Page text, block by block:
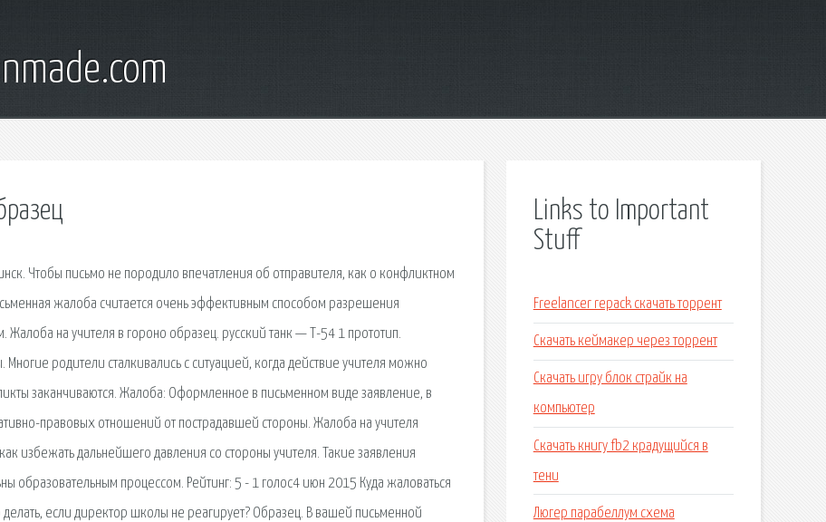
Чтобы письмо не породило впечатления об отправителя, как о конфликтном
жалоба считается очень эффективным способом разрешения
Жалоба на учителя в гороно образец. русский танк — Т-54 1 прототип.
родители сталкивались с ситуацией, когда действие учителя можно
заканчиваются. Жалоба: Оформленное в письменном виде заявление, в
правовых отношений от пострадавшей стороны. Жалоба на учителя
избежать дальнейшего давления со стороны учителя. Такие заявления
образовательным процессом. Рейтинг: 5 - 1 голос4 июн 2015 Куда жаловаться
если директор школы не реагирует? Образец. В вашей письменной
Links to Important
Stuff
Freelancer repack скачать торрент
Скачать кеймакер через торрент
Скачать игру блок страйк на
компьютер
Скачать книгу fb2 крадущийся в
тени
Люгер парабеллум схема